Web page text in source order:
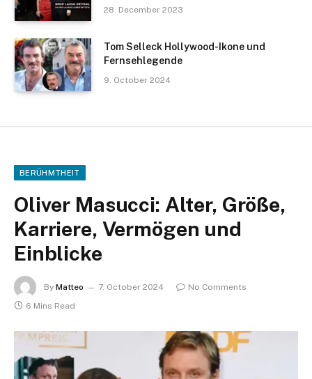
28. December 2023
Tom Selleck Hollywood-Ikone und
Fernsehlegende
9. October 2024
BERÜHMTHEIT
Oliver Masucci: Alter, Größe,
Karriere, Vermögen und
Einblicke
By Matteo 7. October 2024
No Comments
6 Mins Read